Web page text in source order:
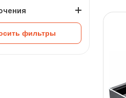
фильтры